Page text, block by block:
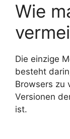
Wie
Die einzige
besteht
Browsers zu
Versionen
ist.